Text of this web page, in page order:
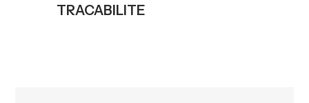
Salle de presse
TRACABILITE